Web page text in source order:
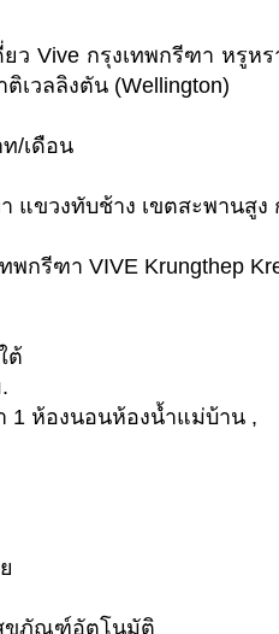
ยว Vive กรุงเทพกรีฑา หรู
เวลลิงตัน (Wellington)
/เดือน
แขวงทับช้าง เขตสะพานสูง
พกรีฑา VIVE Krungthep
ต้
1 ห้องนอนห้องน้ำแม่บ้าน ,
ขภัณฑ์อัตโนมัติ